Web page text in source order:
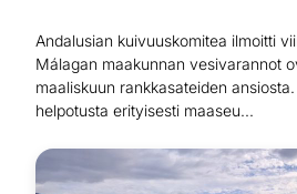
Andalusian kuivuuskomitea ilmoitti
Málagan maakunnan vesivarannot
maaliskuun rankkasateiden
helpotusta erityisesti maaseu...